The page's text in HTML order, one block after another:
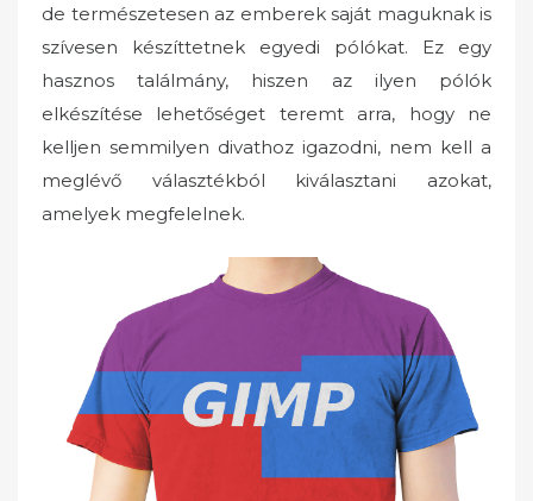
de természetesen az emberek saját maguknak is
szívesen készíttetnek egyedi pólókat. Ez egy
hasznos találmány, hiszen az ilyen pólók
elkészítése lehetőséget teremt arra, hogy ne
kelljen semmilyen divathoz igazodni, nem kell a
meglévő választékból kiválasztani azokat,
amelyek megfelelnek.